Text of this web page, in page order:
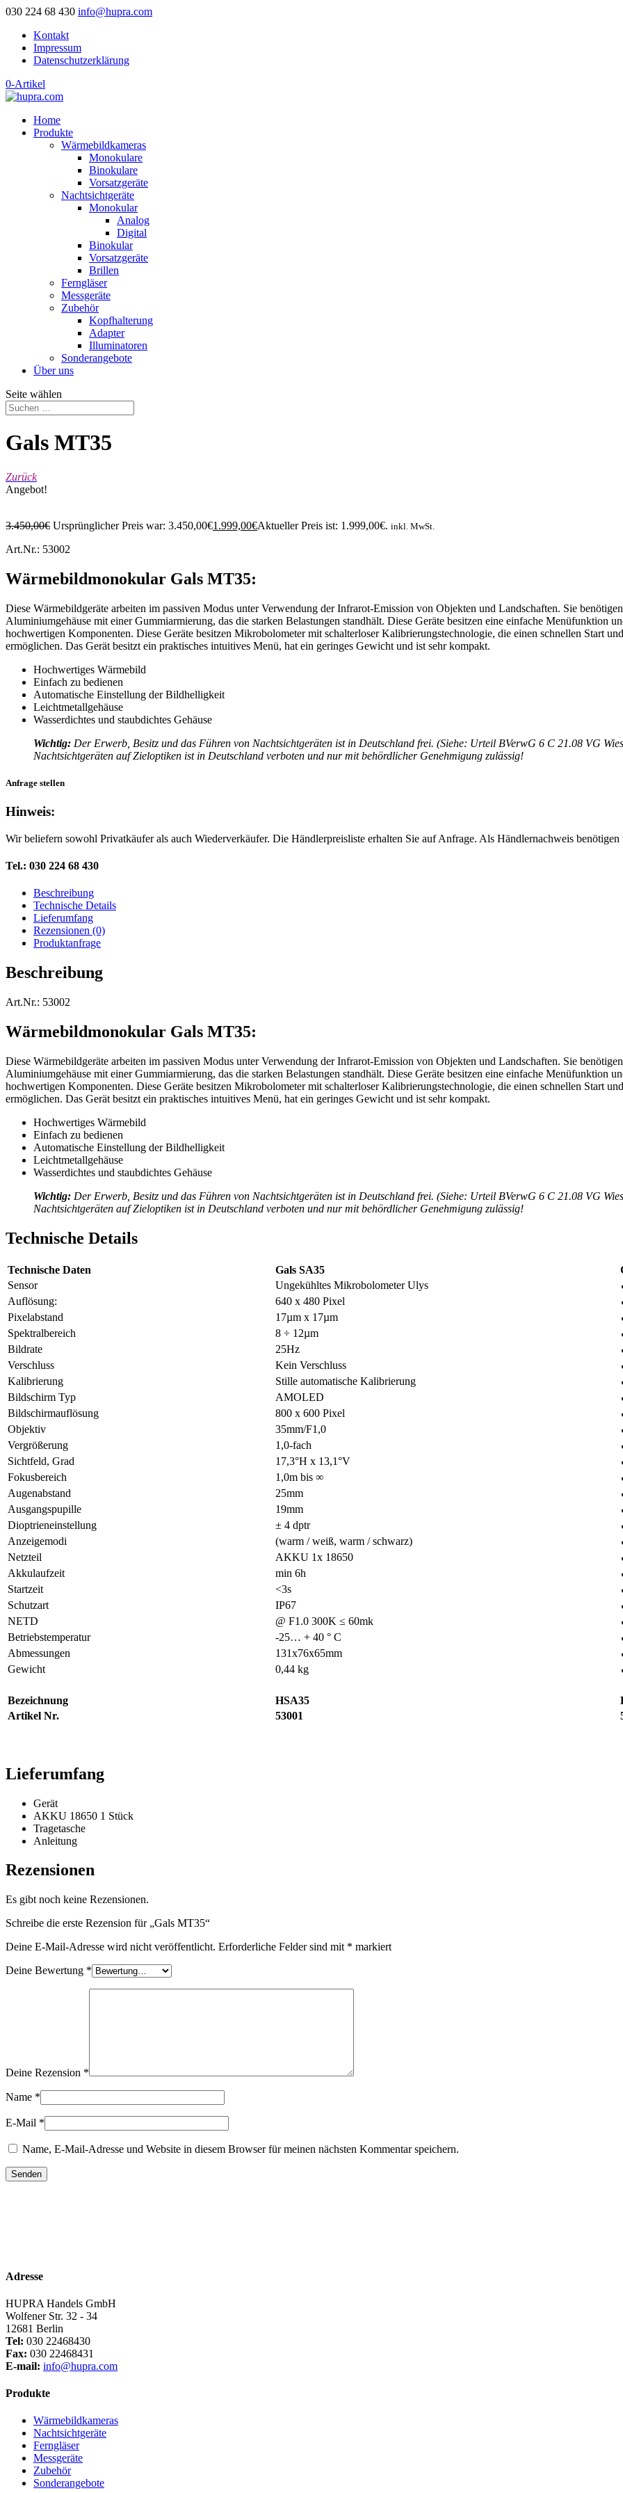
030 224 68 430 info@hupra.com
Kontakt
Impressum
Datenschutzerklärung
0-Artikel
Home
Produkte
Wärmebildkameras
Monokulare
Binokulare
Vorsatzgeräte
Nachtsichtgeräte
Monokular
Analog
Digital
Binokular
Vorsatzgeräte
Brillen
Ferngläser
Messgeräte
Zubehör
Kopfhalterung
Adapter
Illuminatoren
Sonderangebote
Über uns
Seite wählen
Gals MT35
Zurück
Angebot!
3.450,00€ Ursprünglicher Preis war: 3.450,00€1.999,00€Aktueller Preis ist: 1.999,00€. inkl. MwSt.
Art.Nr.: 53002
Wärmebildmonokular Gals MT35:
Diese Wärmebildgeräte arbeiten im passiven Modus unter Verwendung der Infrarot-Emission von Objekten und Landschaften. Sie
Aluminiumgehäuse mit einer Gummiarmierung, das die starken Belastungen standhält. Diese Geräte besitzen eine einfache Menüfunktion
hochwertigen Komponenten. Diese Geräte besitzen Mikrobolometer mit schalterloser Kalibrierungstechnologie, die einen schnellen Start
ermöglichen. Das Gerät besitzt ein praktisches intuitives Menü, hat ein geringes Gewicht und ist sehr kompakt.
Hochwertiges Wärmebild
Einfach zu bedienen
Automatische Einstellung der Bildhelligkeit
Leichtmetallgehäuse
Wasserdichtes und staubdichtes Gehäuse
Wichtig: Der Erwerb, Besitz und das Führen von Nachtsichtgeräten ist in Deutschland frei. (Siehe: Urteil BVerwG 6 C 21.08 VG
Nachtsichtgeräten auf Zieloptiken ist in Deutschland verboten und nur mit behördlicher Genehmigung zulässig!
Anfrage stellen
Hinweis:
Wir beliefern sowohl Privatkäufer als auch Wiederverkäufer. Die Händlerpreisliste erhalten Sie auf Anfrage. Als Händlernachweis
Tel.: 030 224 68 430
Beschreibung
Technische Details
Lieferumfang
Rezensionen (0)
Produktanfrage
Beschreibung
Art.Nr.: 53002
Wärmebildmonokular Gals MT35:
Diese Wärmebildgeräte arbeiten im passiven Modus unter Verwendung der Infrarot-Emission von Objekten und Landschaften. Sie
Aluminiumgehäuse mit einer Gummiarmierung, das die starken Belastungen standhält. Diese Geräte besitzen eine einfache Menüfunktion
hochwertigen Komponenten. Diese Geräte besitzen Mikrobolometer mit schalterloser Kalibrierungstechnologie, die einen schnellen Start
ermöglichen. Das Gerät besitzt ein praktisches intuitives Menü, hat ein geringes Gewicht und ist sehr kompakt.
Hochwertiges Wärmebild
Einfach zu bedienen
Automatische Einstellung der Bildhelligkeit
Leichtmetallgehäuse
Wasserdichtes und staubdichtes Gehäuse
Wichtig: Der Erwerb, Besitz und das Führen von Nachtsichtgeräten ist in Deutschland frei. (Siehe: Urteil BVerwG 6 C 21.08 VG
Nachtsichtgeräten auf Zieloptiken ist in Deutschland verboten und nur mit behördlicher Genehmigung zulässig!
Technische Details
Technische Daten Gals SA35
Sensor
Ungekühltes Mikrobolometer Ulys
Auflösung:
640 x 480 Pixel
Pixelabstand
17µm x 17µm
Spektralbereich
8 ÷ 12µm
Bildrate
25Hz
Verschluss
Kein Verschluss
Kalibrierung
Stille automatische Kalibrierung
Bildschirm Typ
AMOLED
Bildschirmauflösung
800 x 600 Pixel
Objektiv
35mm/F1,0
Vergrößerung
1,0-fach
Sichtfeld, Grad
17,3°H x 13,1°V
Fokusbereich
1,0m bis ∞
Augenabstand
25mm
Ausgangspupille
19mm
Dioptrieneinstellung
± 4 dptr
Anzeigemodi
(warm / weiß, warm / schwarz)
Netzteil
AKKU 1x 18650
Akkulaufzeit
min 6h
Startzeit
<3s
Schutzart
IP67
NETD
@ F1.0 300K ≤ 60mk
Betriebstemperatur
-25… + 40 ° C
Abmessungen
131x76x65mm
Gewicht
0,44 kg
Bezeichnung HSA35
Artikel Nr.
53001
Lieferumfang
Gerät
AKKU 18650 1 Stück
Tragetasche
Anleitung
Rezensionen
Es gibt noch keine Rezensionen.
Schreibe die erste Rezension für „Gals MT35“
Deine E-Mail-Adresse wird nicht veröffentlicht. Erforderliche Felder sind mit * markiert
Deine Bewertung *
Deine Rezension *
Name *
E-Mail *
Name, E-Mail-Adresse und Website in diesem Browser für meinen nächsten Kommentar speichern.
Adresse
HUPRA Handels GmbH
Wolfener Str. 32 - 34
12681 Berlin
Tel: 030 22468430
Fax: 030 22468431
E-mail: info@hupra.com
Produkte
Wärmebildkameras
Nachtsichtgeräte
Ferngläser
Messgeräte
Zubehör
Sonderangebote